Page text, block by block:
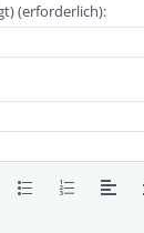
(erforderlich):